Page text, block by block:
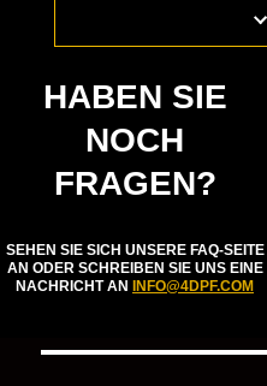
HABEN SIE
NOCH
FRAGEN?
SEHEN SIE SICH UNSERE FAQ-SEITE
AN ODER SCHREIBEN SIE UNS EINE
NACHRICHT AN
INFO@4DPF.COM